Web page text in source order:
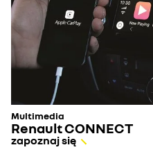
Multimedia
Renault CONNECT
zapoznaj się